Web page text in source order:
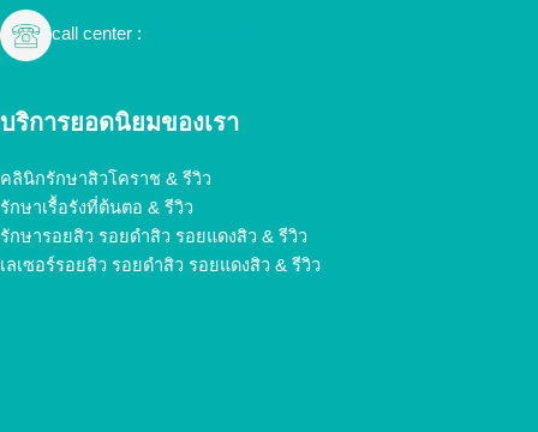
call center :
บริการยอดนิยมของเรา
คลินิกรักษาสิวโคราช & รีวิว
รักษาเรื้อรังที่ต้นตอ & รีวิว
รักษารอยสิว รอยดำสิว รอยแดงสิว & รีวิว
เลเซอร์รอยสิว รอยดำสิว รอยแดงสิว & รีวิว